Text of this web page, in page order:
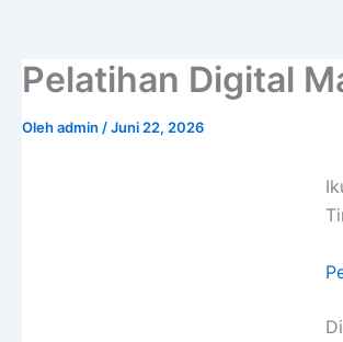
Pelatihan Digital
Olehadmin /Juni 22, 2026